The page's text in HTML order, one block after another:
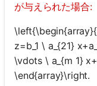
が与えられた場合:
z=b_1 \ a_{21}
\vdots \ a_{m 1}
\end{array}\right.